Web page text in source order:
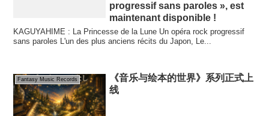
progressif sans paroles », est
maintenant disponible !
KAGUYAHIME : La Princesse de la Lune Un opéra rock progressif
sans paroles L'un des plus anciens récits du Japon, Le...
Fantasy Music Records
《音乐与绘本的世界》系列正式上
线